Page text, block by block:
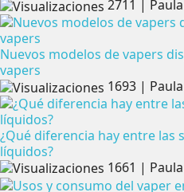
2711
Nuevos modelos de vapers
vapers
1693 |
¿Qué diferencia hay entre las
líquidos?
1661 |